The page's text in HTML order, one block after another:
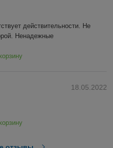
действительности. Не
Ненадежные
18.05.2022